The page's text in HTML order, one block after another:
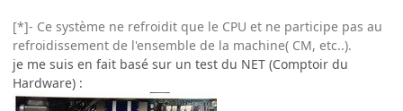
[*]- Ce système ne refroidit que le CPU et ne participe pas au
refroidissement de l'ensemble de la machine( CM, etc..).
je me suis en fait basé sur un test du NET (Comptoir du
Hardware) :